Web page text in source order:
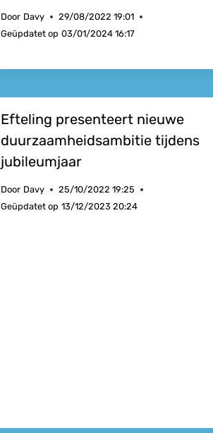
Door Davy
29/08/2022 19:01
Geüpdatet op 03/01/2024 16:17
Efteling presenteert nieuwe
duurzaamheidsambitie tijdens
jubileumjaar
Door Davy
25/10/2022 19:25
Geüpdatet op 13/12/2023 20:24